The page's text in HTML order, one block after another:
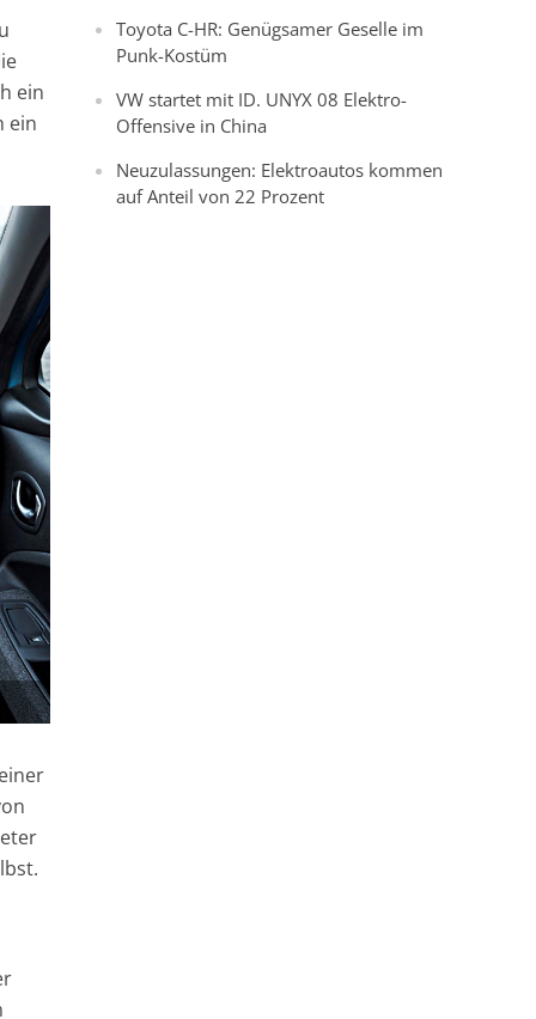
ein
ein
Toyota C-HR: Genügsamer Geselle im
Punk-Kostüm
VW startet mit ID. UNYX 08 Elektro-
Offensive in China
Neuzulassungen: Elektroautos kommen
auf Anteil von 22 Prozent